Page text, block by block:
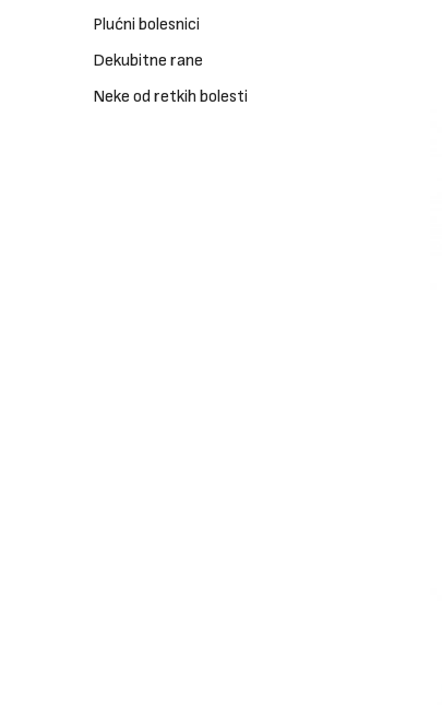
Plućni bolesnici
Dekubitne rane
Neke od retkih bolesti